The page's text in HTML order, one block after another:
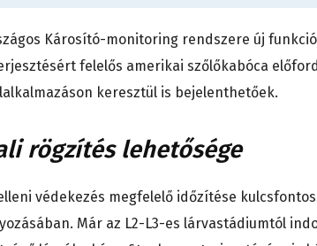
Károsító-monitoring rendszere új
felelős amerikai szőlőkabóca
keresztül is bejelenthetőek.
rögzítés lehetősége
védekezés megfelelő időzítése
Már az L2-L3-es lárvastádiumtól